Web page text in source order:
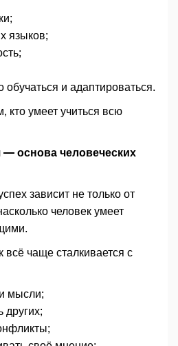
языков;
обучаться и адаптироваться.
кто умеет учиться всю
— основа человеческих
зависит не только от
человек умеет
чаще сталкивается с
мысли;
других;